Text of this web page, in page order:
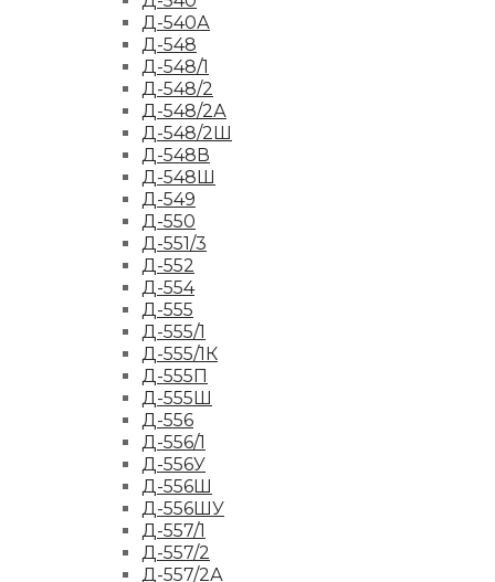
Д-540А
Д-548
Д-548/1
Д-548/2
Д-548/2А
Д-548/2Ш
Д-548В
Д-548Ш
Д-549
Д-550
Д-551/3
Д-552
Д-554
Д-555
Д-555/1
Д-555/1К
Д-555П
Д-555Ш
Д-556
Д-556/1
Д-556У
Д-556Ш
Д-556ШУ
Д-557/1
Д-557/2
Д-557/2А